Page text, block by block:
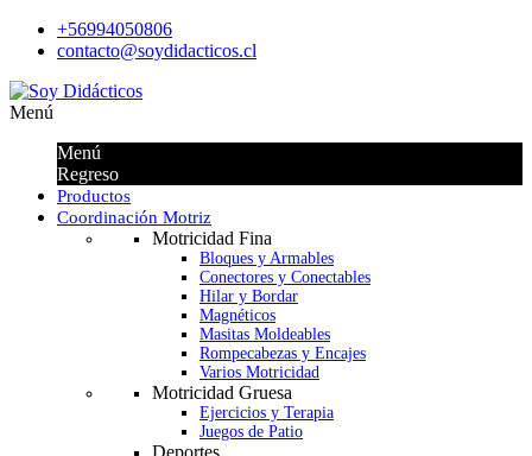
+56994050806
contacto@soydidacticos.cl
Menú
Menú
Regreso
Productos
Coordinación Motriz
Motricidad Fina
Bloques y Armables
Conectores y Conectables
Hilar y Bordar
Magnéticos
Masitas Moldeables
Rompecabezas y Encajes
Varios Motricidad
Motricidad Gruesa
Ejercicios y Terapia
Juegos de Patio
Deportes